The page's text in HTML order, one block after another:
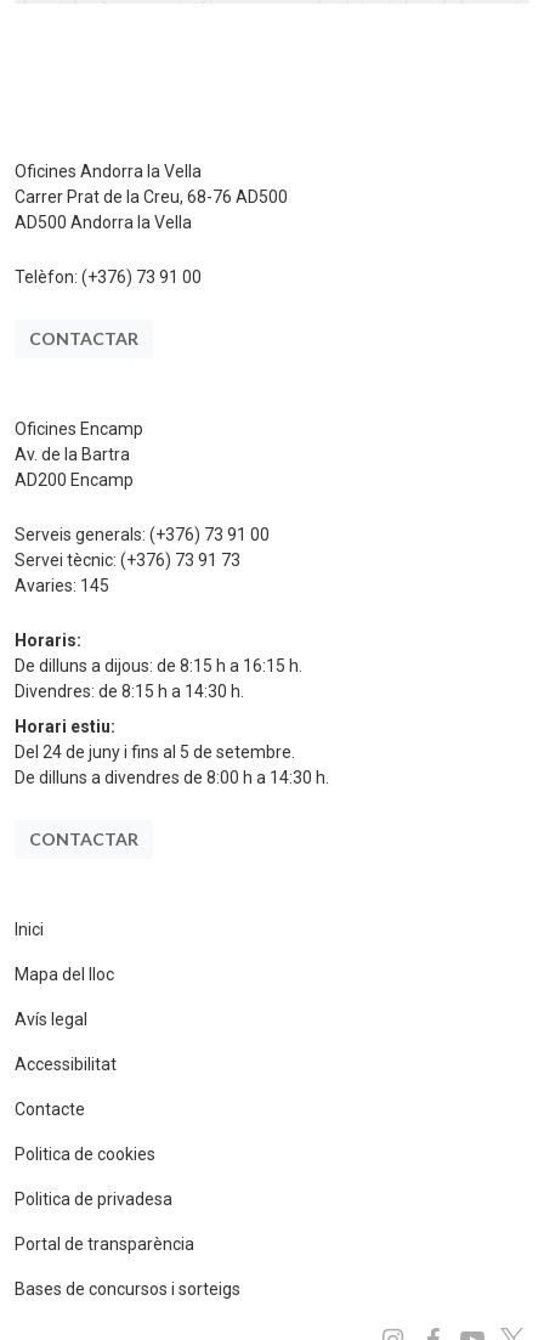
Oficines Andorra la Vella
Carrer Prat de la Creu, 68-76 AD500
AD500 Andorra la Vella
Telèfon: (+376) 73 91 00
CONTACTAR
Oficines Encamp
Av. de la Bartra
AD200 Encamp
Serveis generals: (+376) 73 91 00
Servei tècnic: (+376) 73 91 73
Avaries: 145
Horaris:
De dilluns a dijous: de 8:15 h a 16:15 h.
Divendres: de 8:15 h a 14:30 h.
Horari estiu:
Del 24 de juny i fins al 5 de setembre.
De dilluns a divendres de 8:00 h a 14:30 h.
CONTACTAR
Inici
Mapa del lloc
Avís legal
Accessibilitat
Contacte
Politica de cookies
Politica de privadesa
Portal de transparència
Bases de concursos i sorteigs